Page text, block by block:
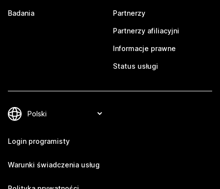
Badania Partnerzy
Partnerzy afiliacyjni
Informacje prawne
Status usługi
Login programisty
Warunki świadczenia usług